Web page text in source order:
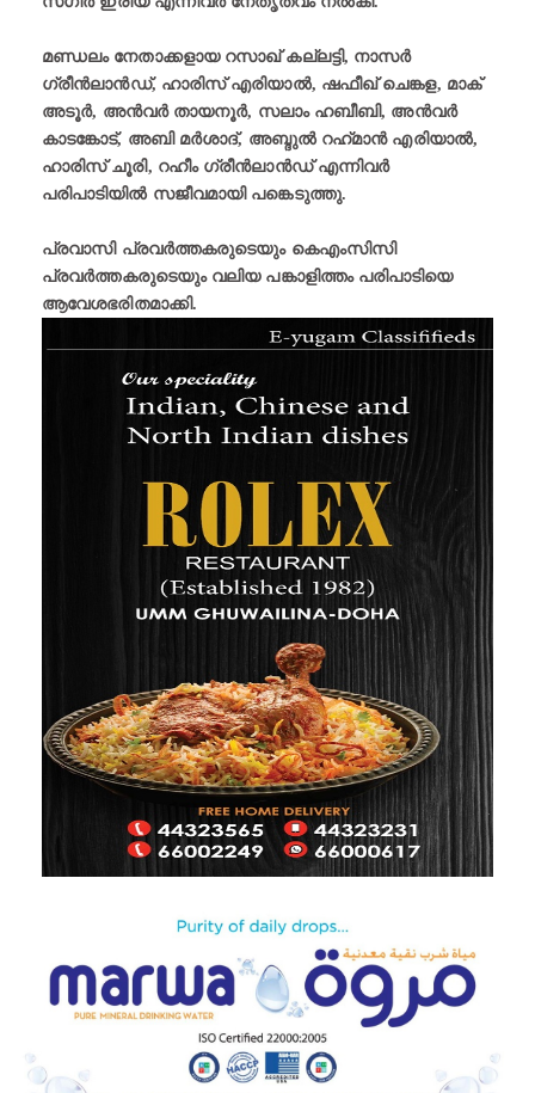
മണ്ഡലം നേതാക്കളായ റസാഖ് കല്ലട്ടി, നാസർ
ഗ്രീൻലാൻഡ്, ഹാരിസ് എരിയാൽ, ഷഫീഖ് ചെങ്കള, മാക്
അടൂർ, അൻവർ തായനൂർ, സലാം ഹബീബി, അൻവർ
കാടങ്കോട്, അബി മർശാദ്, അബ്ദുൽ റഹ്‌മാൻ എരിയാൽ,
ഹാരിസ് ചൂരി, റഹീം ഗ്രീൻലാൻഡ് എന്നിവർ
പരിപാടിയിൽ സജീവമായി പങ്കെടുത്തു.
പ്രവാസി പ്രവർത്തകരുടെയും കെഎംസിസി
പ്രവർത്തകരുടെയും വലിയ പങ്കാളിത്തം പരിപാടിയെ
ആവേശഭരിതമാക്കി.